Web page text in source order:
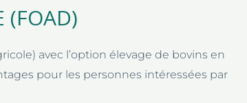
(FOAD)
avec l’option élevage de bovins en
pour les personnes intéressées par